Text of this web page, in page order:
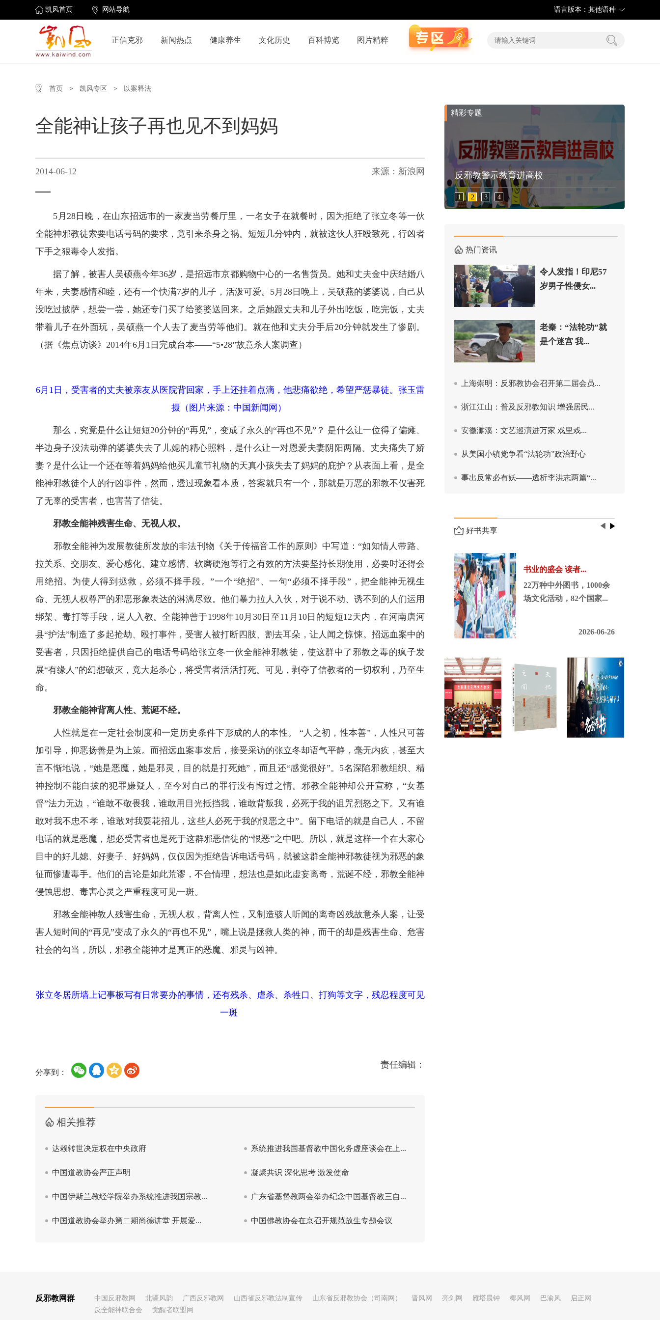
凯风首页 网站导航 语言版本：其他语种
正信克邪 新闻热点 健康养生 文化历史 百科博览 图片精粹
首页 > 凯风专区 > 以案释法
全能神让孩子再也见不到妈妈
2014-06-12 来源：新浪网
5月28日晚，在山东招远市的一家麦当劳餐厅里，一名女子在就餐时，因为拒绝了张立冬等一伙
全能神邪教徒索要电话号码的要求，竟引来杀身之祸。短短几分钟内，就被这伙人狂殴致死，行凶者
下手之狠毒令人发指。
据了解，被害人吴硕燕今年36岁，是招远市京都购物中心的一名售货员。她和丈夫金中庆结婚八
年来，夫妻感情和睦，还有一个快满7岁的儿子，活泼可爱。5月28日晚上，吴硕燕的婆婆说，自己从
没吃过披萨，想尝一尝，她还专门买了给婆婆送回来。之后她跟丈夫和儿子外出吃饭，吃完饭，丈夫
带着儿子在外面玩，吴硕燕一个人去了麦当劳等他们。就在他和丈夫分手后20分钟就发生了惨剧。
（据《焦点访谈》2014年6月1日完成台本——“5•28”故意杀人案调查）
6月1日，受害者的丈夫被亲友从医院背回家，手上还挂着点滴，他悲痛欲绝，希望严惩暴徒。张玉雷
摄（图片来源：中国新闻网）
那么，究竟是什么让短短20分钟的“再见”，变成了永久的“再也不见”？ 是什么让一位得了偏瘫、
半边身子没法动弹的婆婆失去了儿媳的精心照料，是什么让一对恩爱夫妻阴阳两隔、丈夫痛失了娇
妻？是什么让一个还在等着妈妈给他买儿童节礼物的天真小孩失去了妈妈的庇护？从表面上看，是全
能神邪教徒个人的行凶事件，然而，透过现象看本质，答案就只有一个，那就是万恶的邪教不仅害死
了无辜的受害者，也害苦了信徒。
邪教全能神残害生命、无视人权。
邪教全能神为发展教徒所发放的非法刊物《关于传福音工作的原则》中写道：“如知情人带路、
拉关系、交朋友、爱心感化、建立感情、软磨硬泡等行之有效的方法要坚持长期使用，必要时还得会
用绝招。为使人得到拯救，必须不择手段。”一个“绝招”、一句“必须不择手段”，把全能神无视生
命、无视人权尊严的邪恶形象表达的淋漓尽致。他们暴力拉人入伙，对于说不动、诱不到的人们运用
绑架、毒打等手段，逼人入教。全能神曾于1998年10月30日至11月10日的短短12天内，在河南唐河
县“护法”制造了多起抢劫、殴打事件，受害人被打断四肢、割去耳朵，让人闻之惊悚。招远血案中的
受害者，只因拒绝提供自己的电话号码给张立冬一伙全能神邪教徒，使这群中了邪教之毒的疯子发
展“有缘人”的幻想破灭，竟大起杀心，将受害者活活打死。可见，剥夺了信教者的一切权利，乃至生
命。
邪教全能神背离人性、荒诞不经。
人性就是在一定社会制度和一定历史条件下形成的人的本性。 “人之初，性本善”，人性只可善
加引导，抑恶扬善是为上策。而招远血案事发后，接受采访的张立冬却语气平静，毫无内疚，甚至大
言不惭地说，“她是恶魔，她是邪灵，目的就是打死她”，而且还“感觉很好”。5名深陷邪教组织、精
神控制不能自拔的犯罪嫌疑人，至今对自己的罪行没有悔过之情。邪教全能神却公开宣称，“女基
督”法力无边，“谁敢不敬畏我，谁敢用目光抵挡我，谁敢背叛我，必死于我的诅咒烈怒之下。又有谁
敢对我不忠不孝，谁敢对我耍花招儿，这些人必死于我的恨恶之中”。留下电话的就是自己人，不留
电话的就是恶魔，想必受害者也是死于这群邪恶信徒的“恨恶”之中吧。所以，就是这样一个在大家心
目中的好儿媳、好妻子、好妈妈，仅仅因为拒绝告诉电话号码，就被这群全能神邪教徒视为邪恶的象
征而惨遭毒手。他们的言论是如此荒谬，不合情理，想法也是如此虚妄离奇，荒诞不经，邪教全能神
侵蚀思想、毒害心灵之严重程度可见一斑。
邪教全能神教人残害生命，无视人权，背离人性，又制造骇人听闻的离奇凶残故意杀人案，让受
害人短时间的“再见”变成了永久的“再也不见”，嘴上说是拯救人类的神，而干的却是残害生命、危害
社会的勾当，所以，邪教全能神才是真正的恶魔、邪灵与凶神。
张立冬居所墙上记事板写有日常要办的事情，还有残杀、虐杀、杀牲口、打狗等文字，残忍程度可见
一斑
分享到：
责任编辑：
反邪教网群 中国反邪教网 北疆风韵 广西反邪教网 山西省反邪教法制宣传 山东省反邪教协会（司南网） 晋风网 亮剑网 雁塔晨钟 椰风网 巴渝风
启正网
反全能神联合会
觉醒者联盟网